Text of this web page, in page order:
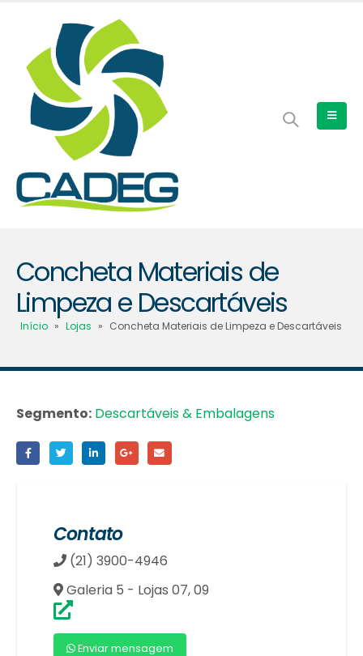
Concheta Materiais de
Limpeza e Descartáveis
Início » Lojas » Concheta Materiais de Limpeza e Descartáveis
Segmento: Descartáveis & Embalagens
Contato
(21) 3900-4946
Galeria 5 - Lojas 07, 09
Enviar mensagem